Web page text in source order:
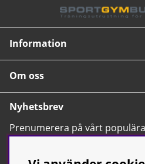
Information
Om oss
Nyhetsbrev
Prenumerera på vårt
tips, nyheter och våra allra